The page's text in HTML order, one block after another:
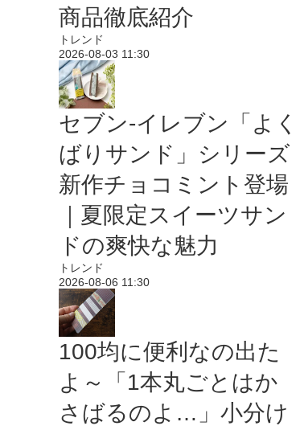
商品徹底紹介
トレンド
2026-08-03 11:30
セブン‐イレブン「よく
ばりサンド」シリーズ
新作チョコミント登場
｜夏限定スイーツサン
ドの爽快な魅力
トレンド
2026-08-06 11:30
100均に便利なの出た
よ～「1本丸ごとはか
さばるのよ…」小分け